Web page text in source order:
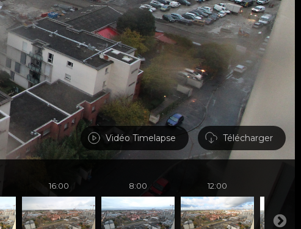
Vidéo Timelapse Télécharger
12:00
8:00
16:00